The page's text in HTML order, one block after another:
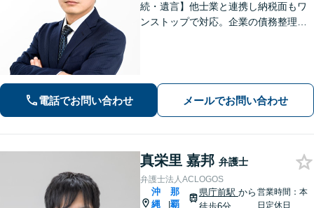
続・遺言】他士業と連携し納税面もワ
ンストップで対応。企業の債務整理も
り。家族にバレない整理を実現
電話でお問い合わせ メールでお問い合わせ
真栄里 嘉邦 弁護士
弁護士法人ACLOGOS
沖
縄
|
那
覇
県庁前駅 から 営業時間：本
日定休日